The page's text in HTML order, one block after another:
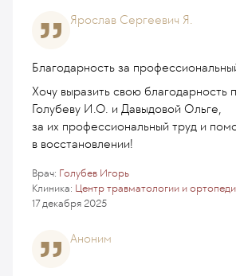
Ярослав Сергеевич Я.
Благодарность за
Хочу выразить свою благодарность
Голубеву И.О. и Давыдовой Ольге,
за их профессиональный труд и
в восстановлении!
Клиника: Центр травматологии и
Врач: Голубев Игорь
17 декабря 2025
Аноним